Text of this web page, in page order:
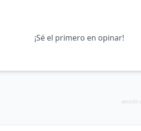
¡Sé el primero en opinar!
versión